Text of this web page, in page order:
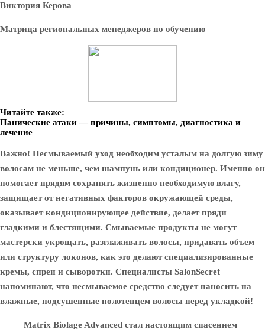
Виктория Керова
Матрица региональных менеджеров по обучению
Читайте также:
Панические атаки — причины, симптомы, диагностика и
лечение
Важно! Несмываемый уход необходим усталым на долгую зиму
волосам не меньше, чем шампунь или кондиционер. Именно он
помогает прядям сохранять жизненно необходимую влагу,
защищает от негативных факторов окружающей среды,
оказывает кондиционирующее действие, делает пряди
гладкими и блестящими. Смываемые продукты не могут
мастерски укрощать, разглаживать волосы, придавать объем
или структуру локонов, как это делают специализированные
кремы, спреи и сыворотки. Специалисты SalonSecret
напоминают, что несмываемое средство следует наносить на
влажные, подсушенные полотенцем волосы перед укладкой!
Matrix Biolage Advanced стал настоящим спасением